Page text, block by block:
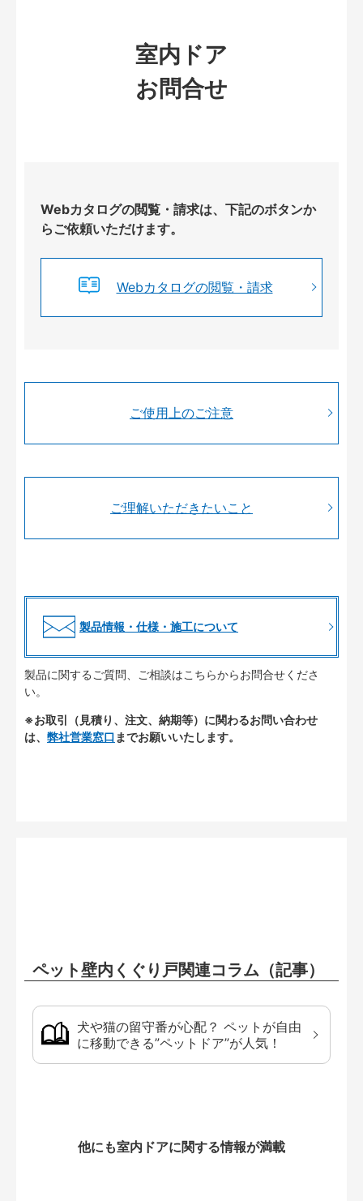
室内ドア
お問合せ
Webカタログの閲覧・請求は、下記のボタンか
らご依頼いただけます。
Webカタログの閲覧・請求
ご使用上のご注意
ご理解いただきたいこと
製品情報・仕様・施工について
製品に関するご質問、ご相談はこちらからお問合せくださ
い。
※お取引（見積り、注文、納期等）に関わるお問い合わせ
は、 弊社営業窓口 までお願いいたします。
ペット壁内くぐり戸関連コラム（記事）
犬や猫の留守番が心配？ ペットが自由
に移動できる”ペットドア”が人気！
他にも室内ドアに関する情報が満載